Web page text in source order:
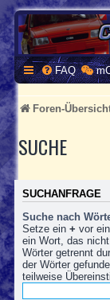
CORSA-
Homepage und
FAQ
Foren-
SUCHE
SUCHANFRAGE
Suche nach
Setze ein + vor
ein Wort, das
Wörter getrennt
der Wörter
teilweise